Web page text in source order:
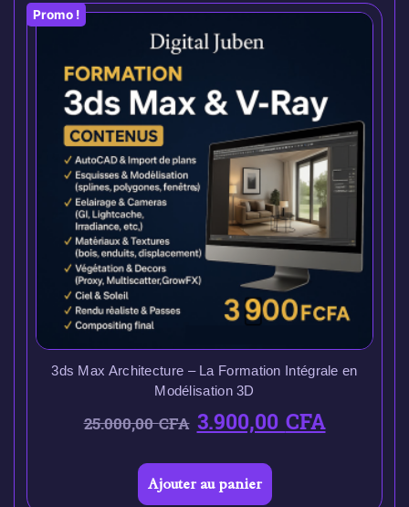
Promo !
3ds Max Architecture – La Formation Intégrale en
Modélisation 3D
25.000,00CFA 3.900,00CFA
Ajouter au panier